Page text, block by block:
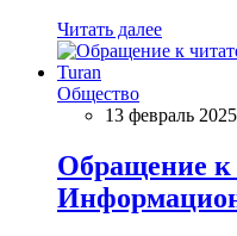
Читать далее
Общество
13 февраль
Обращение к